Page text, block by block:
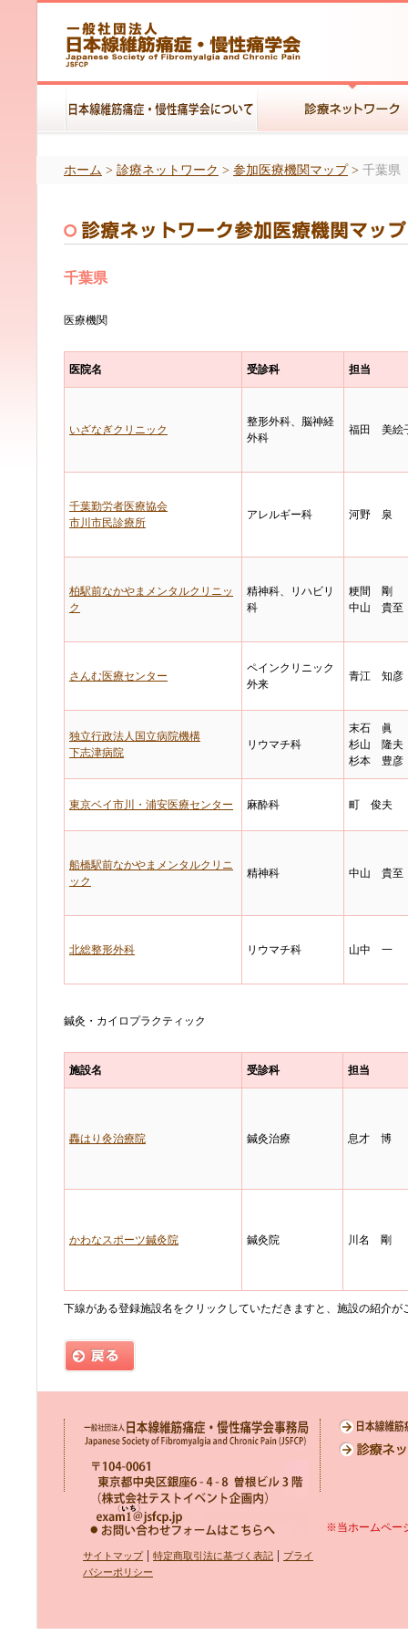
ホーム > 診療ネットワーク > 参加医療機関マップ> 千葉県
千葉県
医療機関
医院名 受診科 担当
いざなぎクリニック
整形外科、脳神経
外科
福田 美絵
千葉勤労者医療協会
市川市民診療所
アレルギー科 河野 泉
柏駅前なかやまメンタルクリニッ
ク
精神科、リハビリ
科
粳間 剛
中山 貴至
さんむ医療センター
ペインクリニック
外来
青江 知彦
独立行政法人国立病院機構
下志津病院
リウマチ科
末石 眞
杉山 隆夫
杉本 豊彦
東京ベイ市川・浦安医療センター 麻酔科 町 俊夫
船橋駅前なかやまメンタルクリニ
ック
精神科 中山 貴至
北総整形外科 リウマチ科 山中 一
鍼灸・カイロプラクティック
施設名 受診科 担当
轟はり灸治療院 鍼灸治療 息才 博
かわなスポーツ鍼灸院 鍼灸院 川名 剛
下線がある登録施設名をクリックしていただきますと、施設の紹介が
サイトマップ| 特定商取引法に基づく表記
プライ
バシーポリシー
※当ホームペー